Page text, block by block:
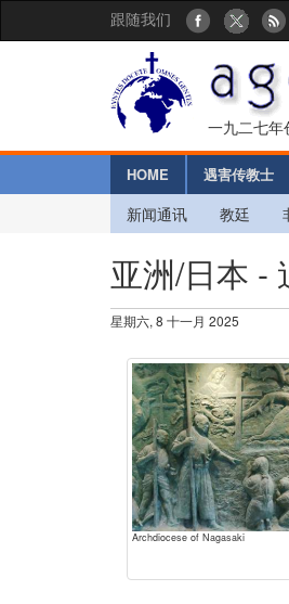
跟随我们
一九二七年
HOME 遇害传教士
新闻通讯 教廷
亚洲/日本 -
星期六, 8 十一月 2025
Archdiocese of Nagasaki